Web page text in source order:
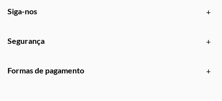
Siga-nos
Segurança
Formas de pagamento